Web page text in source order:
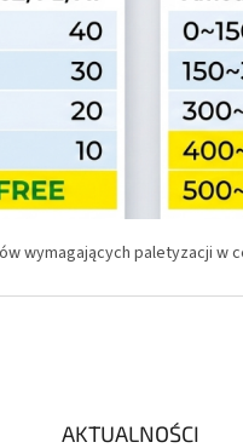
wymagających paletyzacji w
AKTUALNOŚCI